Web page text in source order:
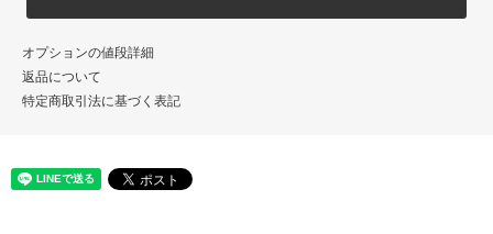
オプションの値段詳細
返品について
特定商取引法に基づく表記